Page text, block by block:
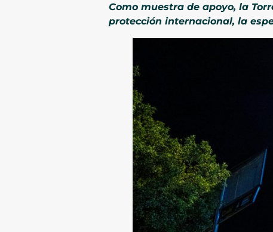
Como muestra de apoyo, la
protección internacional, la